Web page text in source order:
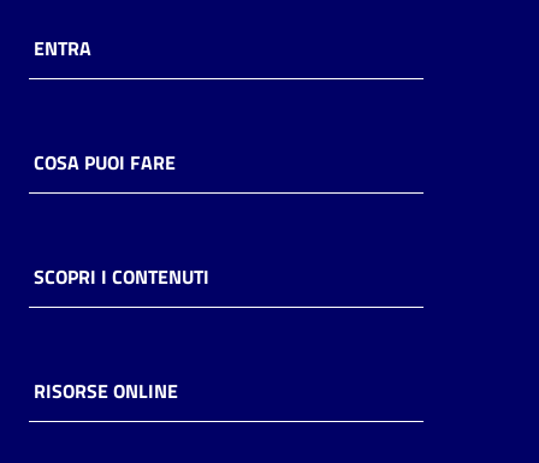
Risorse
online
Casa
Piani
storico
ENTRA
COSA PUOI FARE
SCOPRI I CONTENUTI
RISORSE ONLINE